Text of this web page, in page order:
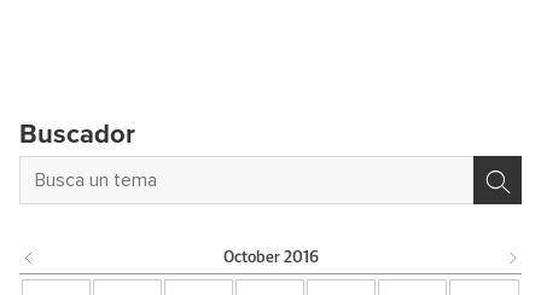
Buscador
October 2016